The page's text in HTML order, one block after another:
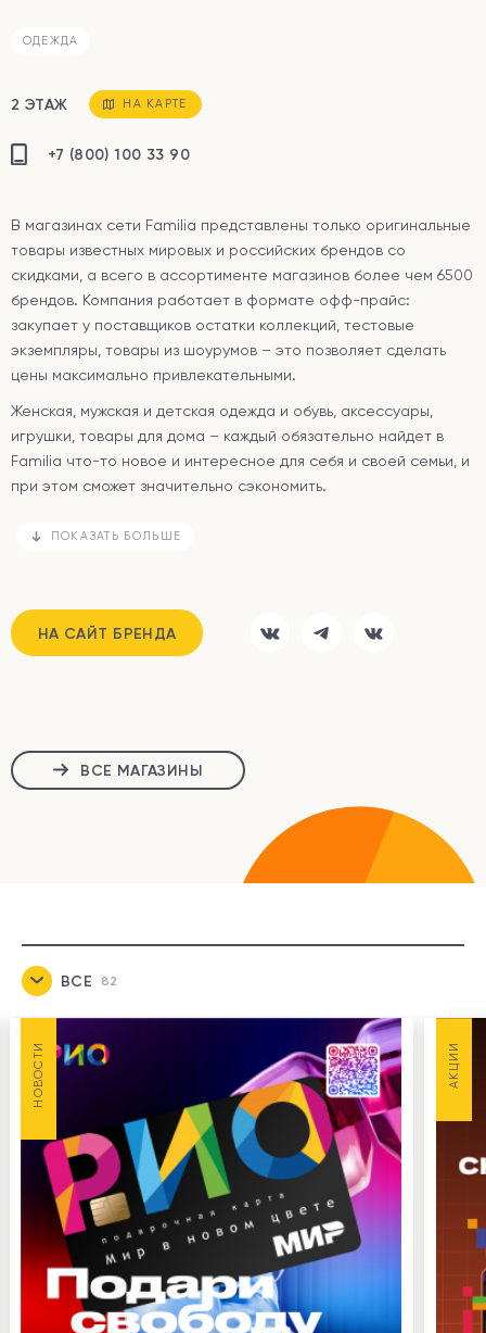
ОДЕЖДА
2 ЭТАЖ НА КАРТЕ
+7 (800) 100 33 90
В магазинах сети Familia представлены только оригинальные
товары известных мировых и российских брендов со
скидками, а всего в ассортименте магазинов более чем 6500
брендов. Компания работает в формате офф-прайс:
закупает у поставщиков остатки коллекций, тестовые
экземпляры, товары из шоурумов – это позволяет сделать
цены максимально привлекательными.
Женская, мужская и детская одежда и обувь, аксессуары,
игрушки, товары для дома – каждый обязательно найдет в
Familia что-то новое и интересное для себя и своей семьи, и
при этом сможет значительно сэкономить.
ПОКАЗАТЬ БОЛЬШЕ
НА САЙТ БРЕНДА
ВСЕ МАГАЗИНЫ
ВСЕ 82
НОВОСТИ АКЦИИ